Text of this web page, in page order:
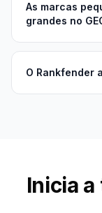
As marcas
grandes no
O Rankfender
Inicia